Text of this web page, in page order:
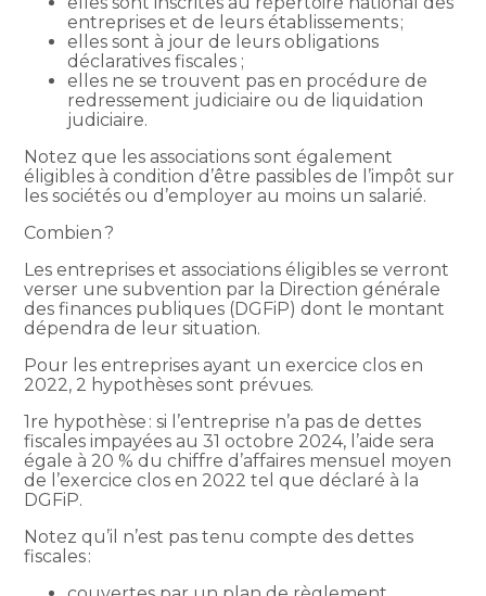
entreprises et de leurs établissements ;
elles sont à jour de leurs obligations
déclaratives fiscales ;
elles ne se trouvent pas en procédure de
redressement judiciaire ou de liquidation
judiciaire.
Notez que les associations sont également
éligibles à condition d’être passibles de l’impôt sur
les sociétés ou d’employer au moins un salarié.
Combien ?
Les entreprises et associations éligibles se verront
verser une subvention par la Direction générale
des finances publiques (DGFiP) dont le montant
dépendra de leur situation.
Pour les entreprises ayant un exercice clos en
2022, 2 hypothèses sont prévues.
1re hypothèse : si l’entreprise n’a pas de dettes
fiscales impayées au 31 octobre 2024, l’aide sera
égale à 20 % du chiffre d’affaires mensuel moyen
de l’exercice clos en 2022 tel que déclaré à la
DGFiP.
Notez qu’il n’est pas tenu compte des dettes
fiscales :